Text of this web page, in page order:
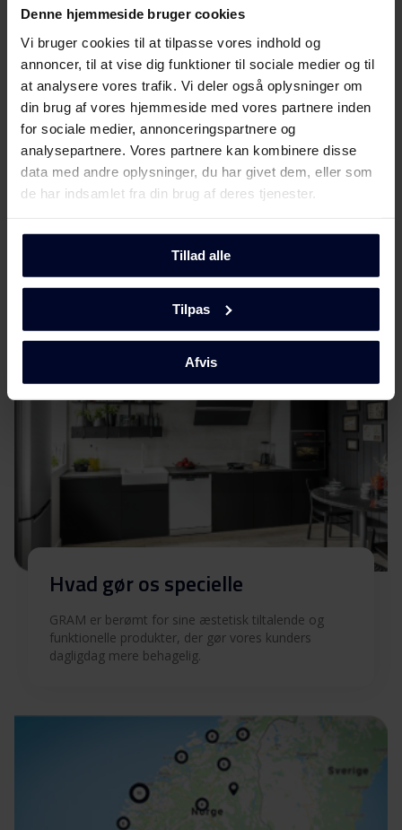
Denne hjemmeside bruger cookies
Vi bruger cookies til at tilpasse vores indhold og
annoncer, til at vise dig funktioner til sociale medier og til
at analysere vores trafik. Vi deler også oplysninger om
din brug af vores hjemmeside med vores partnere inden
for sociale medier, annonceringspartnere og
analysepartnere. Vores partnere kan kombinere disse
data med andre oplysninger, du har givet dem, eller som
de har indsamlet fra din brug af deres tjenester.
Tillad alle
Tilpas
Afvis
Hent alt (6) Hent udvalgt
VælgGRAM
husholdningsapparater ved hjælp af tidløst
skandinavisk design for at gøre dem enestående.
Hvad gør os specielle
GRAM er berømt for sine æstetisk tiltalende og
funktionelle produkter, der gør vores kunders
dagligdag mere behagelig.